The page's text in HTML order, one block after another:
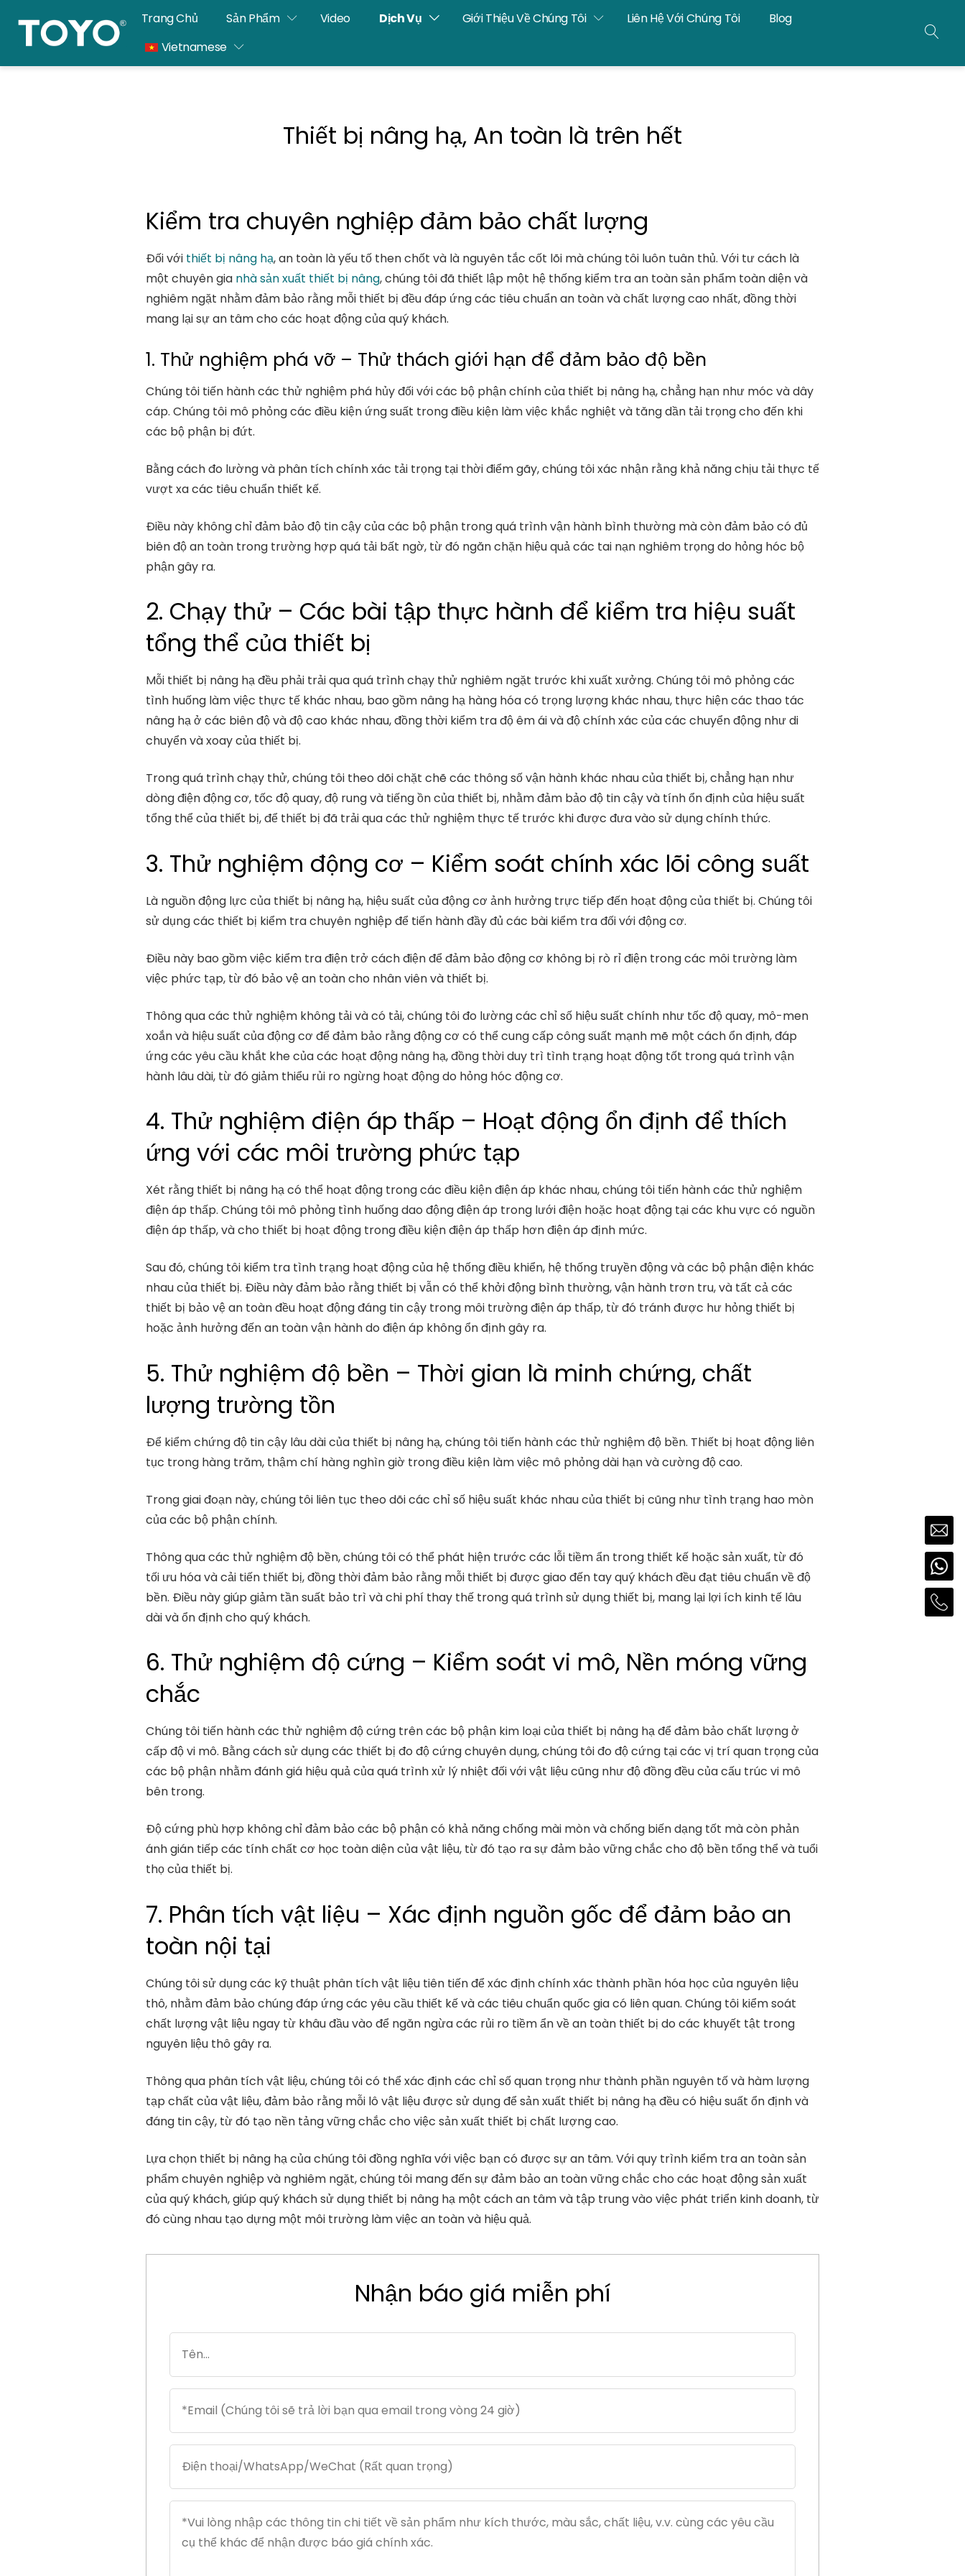
thẳng
nội
Trang Chủ Sản Phẩm Video Dịch Vụ Giới Thiệu Về Chúng Tôi Liên Hệ Với Chúng Tôi
Blog
Vietnamese
Thiết bị nâng hạ, An toàn là trên hết
Kiểm tra chuyên nghiệp đảm bảo chất lượng
Đối với thiết bị nâng hạ, an toàn là yếu tố then chốt và là nguyên tắc cốt lõi mà chúng tôi luôn tuân thủ. Với tư cách là
một chuyên gia nhà sản xuất thiết bị nâng, chúng tôi đã thiết lập một hệ thống kiểm tra an toàn sản phẩm toàn diện và
nghiêm ngặt nhằm đảm bảo rằng mỗi thiết bị đều đáp ứng các tiêu chuẩn an toàn và chất lượng cao nhất, đồng thời
mang lại sự an tâm cho các hoạt động của quý khách.
1. Thử nghiệm phá vỡ – Thử thách giới hạn để đảm bảo độ bền
Chúng tôi tiến hành các thử nghiệm phá hủy đối với các bộ phận chính của thiết bị nâng hạ, chẳng hạn như móc và dây
cáp. Chúng tôi mô phỏng các điều kiện ứng suất trong điều kiện làm việc khắc nghiệt và tăng dần tải trọng cho đến khi
các bộ phận bị đứt.
Bằng cách đo lường và phân tích chính xác tải trọng tại thời điểm gãy, chúng tôi xác nhận rằng khả năng chịu tải thực tế
vượt xa các tiêu chuẩn thiết kế.
Điều này không chỉ đảm bảo độ tin cậy của các bộ phận trong quá trình vận hành bình thường mà còn đảm bảo có đủ
biên độ an toàn trong trường hợp quá tải bất ngờ, từ đó ngăn chặn hiệu quả các tai nạn nghiêm trọng do hỏng hóc bộ
phận gây ra.
2. Chạy thử – Các bài tập thực hành để kiểm tra hiệu suất
tổng thể của thiết bị
Mỗi thiết bị nâng hạ đều phải trải qua quá trình chạy thử nghiêm ngặt trước khi xuất xưởng. Chúng tôi mô phỏng các
tình huống làm việc thực tế khác nhau, bao gồm nâng hạ hàng hóa có trọng lượng khác nhau, thực hiện các thao tác
nâng hạ ở các biên độ và độ cao khác nhau, đồng thời kiểm tra độ êm ái và độ chính xác của các chuyển động như di
chuyển và xoay của thiết bị.
Trong quá trình chạy thử, chúng tôi theo dõi chặt chẽ các thông số vận hành khác nhau của thiết bị, chẳng hạn như
dòng điện động cơ, tốc độ quay, độ rung và tiếng ồn của thiết bị, nhằm đảm bảo độ tin cậy và tính ổn định của hiệu suất
tổng thể của thiết bị, để thiết bị đã trải qua các thử nghiệm thực tế trước khi được đưa vào sử dụng chính thức.
3. Thử nghiệm động cơ – Kiểm soát chính xác lõi công suất
Là nguồn động lực của thiết bị nâng hạ, hiệu suất của động cơ ảnh hưởng trực tiếp đến hoạt động của thiết bị. Chúng tôi
sử dụng các thiết bị kiểm tra chuyên nghiệp để tiến hành đầy đủ các bài kiểm tra đối với động cơ.
Điều này bao gồm việc kiểm tra điện trở cách điện để đảm bảo động cơ không bị rò rỉ điện trong các môi trường làm
việc phức tạp, từ đó bảo vệ an toàn cho nhân viên và thiết bị.
Thông qua các thử nghiệm không tải và có tải, chúng tôi đo lường các chỉ số hiệu suất chính như tốc độ quay, mô-men
xoắn và hiệu suất của động cơ để đảm bảo rằng động cơ có thể cung cấp công suất mạnh mẽ một cách ổn định, đáp
ứng các yêu cầu khắt khe của các hoạt động nâng hạ, đồng thời duy trì tình trạng hoạt động tốt trong quá trình vận
hành lâu dài, từ đó giảm thiểu rủi ro ngừng hoạt động do hỏng hóc động cơ.
4. Thử nghiệm điện áp thấp – Hoạt động ổn định để thích
ứng với các môi trường phức tạp
Xét rằng thiết bị nâng hạ có thể hoạt động trong các điều kiện điện áp khác nhau, chúng tôi tiến hành các thử nghiệm
điện áp thấp. Chúng tôi mô phỏng tình huống dao động điện áp trong lưới điện hoặc hoạt động tại các khu vực có nguồn
điện áp thấp, và cho thiết bị hoạt động trong điều kiện điện áp thấp hơn điện áp định mức.
Sau đó, chúng tôi kiểm tra tình trạng hoạt động của hệ thống điều khiển, hệ thống truyền động và các bộ phận điện khác
nhau của thiết bị. Điều này đảm bảo rằng thiết bị vẫn có thể khởi động bình thường, vận hành trơn tru, và tất cả các
thiết bị bảo vệ an toàn đều hoạt động đáng tin cậy trong môi trường điện áp thấp, từ đó tránh được hư hỏng thiết bị
hoặc ảnh hưởng đến an toàn vận hành do điện áp không ổn định gây ra.
5. Thử nghiệm độ bền – Thời gian là minh chứng, chất
lượng trường tồn
Để kiểm chứng độ tin cậy lâu dài của thiết bị nâng hạ, chúng tôi tiến hành các thử nghiệm độ bền. Thiết bị hoạt động liên
tục trong hàng trăm, thậm chí hàng nghìn giờ trong điều kiện làm việc mô phỏng dài hạn và cường độ cao.
Trong giai đoạn này, chúng tôi liên tục theo dõi các chỉ số hiệu suất khác nhau của thiết bị cũng như tình trạng hao mòn
của các bộ phận chính.
Thông qua các thử nghiệm độ bền, chúng tôi có thể phát hiện trước các lỗi tiềm ẩn trong thiết kế hoặc sản xuất, từ đó
tối ưu hóa và cải tiến thiết bị, đồng thời đảm bảo rằng mỗi thiết bị được giao đến tay quý khách đều đạt tiêu chuẩn về độ
bền. Điều này giúp giảm tần suất bảo trì và chi phí thay thế trong quá trình sử dụng thiết bị, mang lại lợi ích kinh tế lâu
dài và ổn định cho quý khách.
6. Thử nghiệm độ cứng – Kiểm soát vi mô, Nền móng vững
chắc
Chúng tôi tiến hành các thử nghiệm độ cứng trên các bộ phận kim loại của thiết bị nâng hạ để đảm bảo chất lượng ở
cấp độ vi mô. Bằng cách sử dụng các thiết bị đo độ cứng chuyên dụng, chúng tôi đo độ cứng tại các vị trí quan trọng của
các bộ phận nhằm đánh giá hiệu quả của quá trình xử lý nhiệt đối với vật liệu cũng như độ đồng đều của cấu trúc vi mô
bên trong.
Độ cứng phù hợp không chỉ đảm bảo các bộ phận có khả năng chống mài mòn và chống biến dạng tốt mà còn phản
ánh gián tiếp các tính chất cơ học toàn diện của vật liệu, từ đó tạo ra sự đảm bảo vững chắc cho độ bền tổng thể và tuổi
thọ của thiết bị.
7. Phân tích vật liệu – Xác định nguồn gốc để đảm bảo an
toàn nội tại
Chúng tôi sử dụng các kỹ thuật phân tích vật liệu tiên tiến để xác định chính xác thành phần hóa học của nguyên liệu
thô, nhằm đảm bảo chúng đáp ứng các yêu cầu thiết kế và các tiêu chuẩn quốc gia có liên quan. Chúng tôi kiểm soát
chất lượng vật liệu ngay từ khâu đầu vào để ngăn ngừa các rủi ro tiềm ẩn về an toàn thiết bị do các khuyết tật trong
nguyên liệu thô gây ra.
Thông qua phân tích vật liệu, chúng tôi có thể xác định các chỉ số quan trọng như thành phần nguyên tố và hàm lượng
tạp chất của vật liệu, đảm bảo rằng mỗi lô vật liệu được sử dụng để sản xuất thiết bị nâng hạ đều có hiệu suất ổn định và
đáng tin cậy, từ đó tạo nền tảng vững chắc cho việc sản xuất thiết bị chất lượng cao.
Lựa chọn thiết bị nâng hạ của chúng tôi đồng nghĩa với việc bạn có được sự an tâm. Với quy trình kiểm tra an toàn sản
phẩm chuyên nghiệp và nghiêm ngặt, chúng tôi mang đến sự đảm bảo an toàn vững chắc cho các hoạt động sản xuất
của quý khách, giúp quý khách sử dụng thiết bị nâng hạ một cách an tâm và tập trung vào việc phát triển kinh doanh, từ
đó cùng nhau tạo dựng một môi trường làm việc an toàn và hiệu quả.
Nhận báo giá miễn phí